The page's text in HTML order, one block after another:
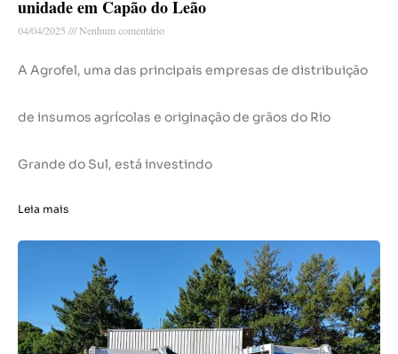
unidade em Capão do Leão
04/04/2025 Nenhum comentário
A Agrofel, uma das principais empresas de distribuição
de insumos agrícolas e originação de grãos do Rio
Grande do Sul, está investindo
Leia mais